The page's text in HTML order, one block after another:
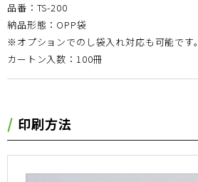
品番：TS-200
納品形態：OPP袋
※オプションでのし袋入れ対応も可能です。
カートン入数：100冊
印刷方法